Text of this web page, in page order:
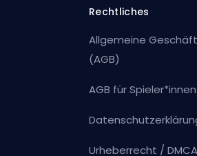
Rechtliches
Allgemeine
(AGB)
AGB für Spieler*innen
Urheberrecht / DMCA